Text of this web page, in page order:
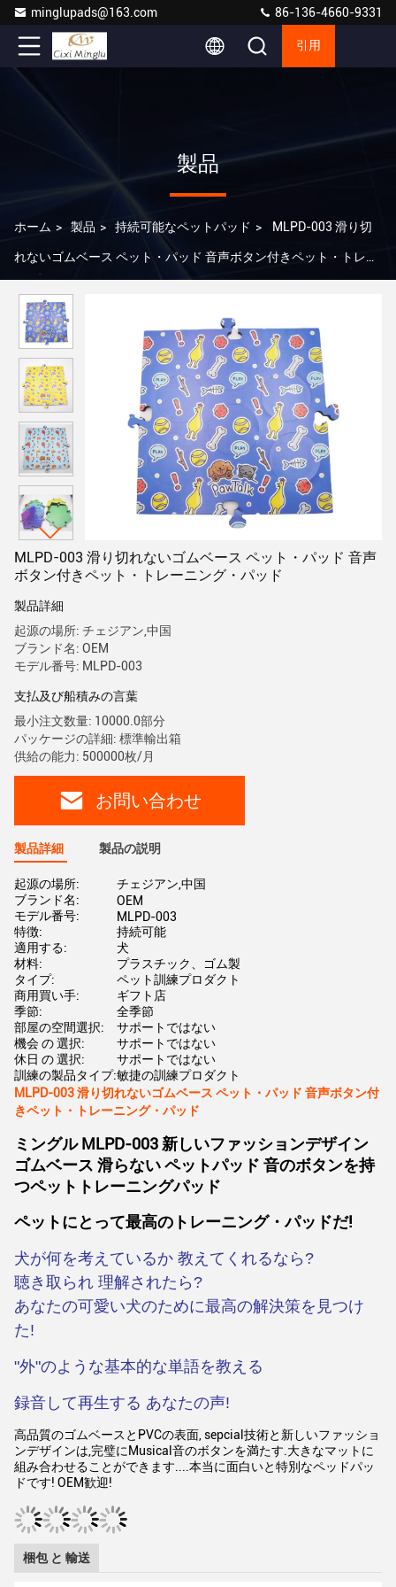
minglupads@163.com 86-136-4660-9331
引用
製品
ホーム > 製品 > 持続可能なペットパッド > MLPD-003 滑り切
れないゴムベース ペット・パッド 音声ボタン付きペット・トレー
MLPD-003 滑り切れないゴムベース ペット・パッド 音声
ボタン付きペット・トレーニング・パッド
製品詳細
起源の場所: チェジアン,中国
ブランド名: OEM
モデル番号: MLPD-003
支払及び船積みの言葉
最小注文数量: 10000.0部分
パッケージの詳細: 標準輸出箱
供給の能力: 500000枚/月
お問い合わせ
製品詳細 製品の説明
起源の場所:
チェジアン,中国
ブランド名:
OEM
モデル番号:
MLPD-003
特徴:
持続可能
適用する:
犬
材料:
プラスチック、ゴム製
タイプ:
ペット訓練プロダクト
商用買い手:
ギフト店
季節:
全季節
部屋の空間選択:
サポートではない
機会 の 選択:
サポートではない
休日 の 選択:
サポートではない
訓練の製品タイプ:敏捷の訓練プロダクト
MLPD-003 滑り切れないゴムベース ペット・パッド 音声ボタン付
きペット・トレーニング・パッド
ミングル MLPD-003 新しいファッションデザイン
ゴムベース 滑らない ペットパッド 音のボタンを持
つペットトレーニングパッド
ペットにとって最高のトレーニング・パッドだ!
犬が何を考えているか 教えてくれるなら?
聴き取られ 理解されたら?
あなたの可愛い犬のために最高の解決策を見つけ
た!
"外"のような基本的な単語を教える
録音して再生する あなたの声!
高品質のゴムベースとPVCの表面, sepcial技術と新しいファッショ
ンデザインは,完璧にMusical音のボタンを満たす.大きなマットに
組み合わせることができます....本当に面白いと特別なペッドパッ
ドです! OEM歓迎!
梱包 と 輸送